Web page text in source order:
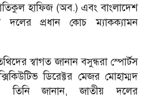
হাফিজ (অব.) এবং বাংলাদেশ
দলের প্রধান কোচ ম্যাকক্যামন
স্বাগত জানান বসুন্ধরা স্পোর্টস
ডিরেক্টর মেজর মোহাম্মদ
তিনি জানান, জাতীয় দলের